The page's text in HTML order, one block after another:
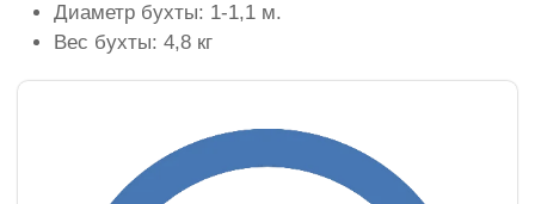
Диаметр бухты: 1-1,1 м.
Вес бухты: 4,8 кг